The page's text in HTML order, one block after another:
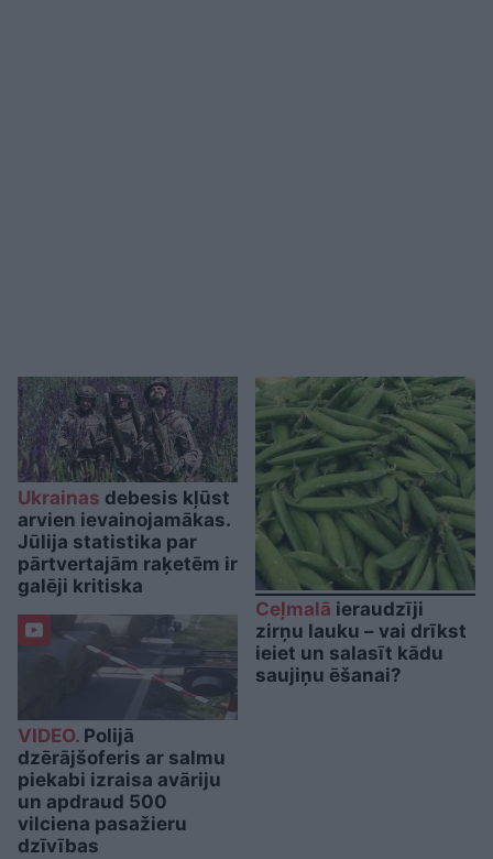
Ukrainas debesis kļūst
arvien ievainojamākas.
Jūlija statistika par
pārtvertajām raķetēm ir
galēji kritiska
VIDEO. Polijā
dzērājšoferis ar salmu
piekabi izraisa avāriju
un apdraud 500
vilciena pasažieru
dzīvības
Ceļmalā ieraudzīji
zirņu lauku – vai drīkst
ieiet un salasīt kādu
saujiņu ēšanai?